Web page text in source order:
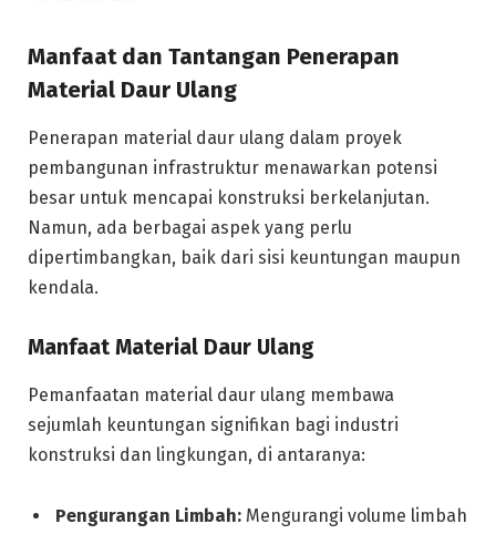
Manfaat dan Tantangan Penerapan
Material Daur Ulang
Penerapan material daur ulang dalam proyek
pembangunan infrastruktur menawarkan potensi
besar untuk mencapai konstruksi berkelanjutan.
Namun, ada berbagai aspek yang perlu
dipertimbangkan, baik dari sisi keuntungan maupun
kendala.
Manfaat Material Daur Ulang
Pemanfaatan material daur ulang membawa
sejumlah keuntungan signifikan bagi industri
konstruksi dan lingkungan, di antaranya:
Pengurangan Limbah: Mengurangi volume limbah